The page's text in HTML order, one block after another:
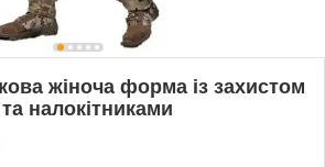
жіноча форма із захистом
налокітниками